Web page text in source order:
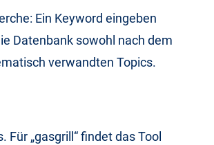
Ein Keyword eingeben
Datenbank sowohl nach dem
verwandten Topics.
„gasgrill“ findet das Tool